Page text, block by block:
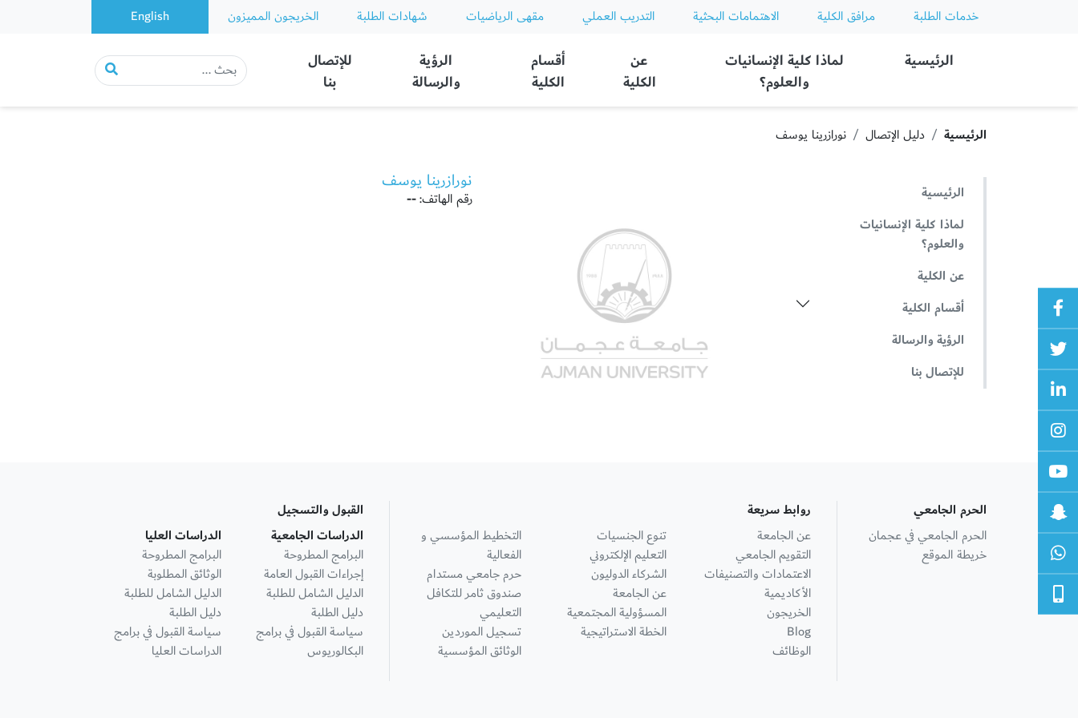
خدمات الطلبة مرافق الكلية الاهتمامات البحثية التدريب العملي مقهى الرياضيات شهادات الطلبة الخريجون المميزون English
Ajman University
الرئيسية
لماذا كلية الإنسانيات
والعلوم؟
عن
الكلية
أقسام
الكلية
الرؤية
والرسالة
للإتصال
بنا
الرئيسية دليل الإتصال نورازرينا يوسف
الرئيسية
لماذا كلية الإنسانيات
والعلوم؟
عن الكلية
أقسام الكلية
الرؤية والرسالة
للإتصال بنا
نورازرينا يوسف
رقم الهاتف:--
الحرم الجامعي
الحرم الجامعي في عجمان
خريطة الموقع
روابط سريعة
عن الجامعة
التقويم الجامعي
الاعتمادات والتصنيفات
الأكاديمية
الخريجون
Blog
الوظائف
تنوع الجنسيات
التعليم الإلكتروني
الشركاء الدوليون
عن الجامعة
المسؤولية المجتمعية
الخطة الاستراتيجية
التخطيط المؤسسي و
الفعالية
حرم جامعي مستدام
صندوق ثامر للتكافل
التعليمي
تسجيل الموردين
الوثائق المؤسسية
القبول والتسجيل
الدراسات الجامعية
البرامج المطروحة
إجراءات القبول العامة
الدليل الشامل للطلبة
دليل الطلبة
سياسة القبول في برامج
البكالوريوس
الدراسات العليا
البرامج المطروحة
الوثائق المطلوبة
الدليل الشامل للطلبة
دليل الطلبة
سياسة القبول في برامج
الدراسات العليا